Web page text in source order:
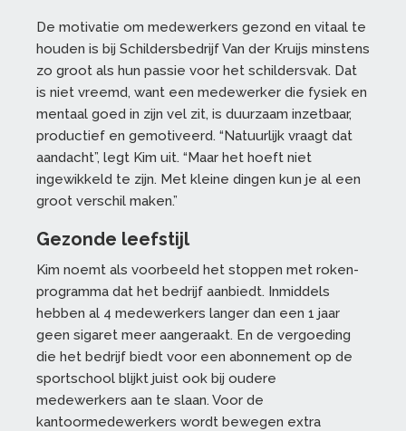
De motivatie om medewerkers gezond en vitaal te
houden is bij Schildersbedrijf Van der Kruijs minstens
zo groot als hun passie voor het schildersvak. Dat
is niet vreemd, want een medewerker die fysiek en
mentaal goed in zijn vel zit, is duurzaam inzetbaar,
productief en gemotiveerd. “Natuurlijk vraagt dat
aandacht”, legt Kim uit. “Maar het hoeft niet
ingewikkeld te zijn. Met kleine dingen kun je al een
groot verschil maken.”
Gezonde leefstijl
Kim noemt als voorbeeld het stoppen met roken-
programma dat het bedrijf aanbiedt. Inmiddels
hebben al 4 medewerkers langer dan een 1 jaar
geen sigaret meer aangeraakt. En de vergoeding
die het bedrijf biedt voor een abonnement op de
sportschool blijkt juist ook bij oudere
medewerkers aan te slaan. Voor de
kantoormedewerkers wordt bewegen extra